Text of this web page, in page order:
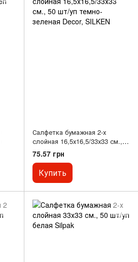
Салфетка бумажная 2-х
слойная 16,5х16,5/33х33 см.,
50 шт/уп темно-зеленая Decor,
SILKEN
75.57 грн
Купить